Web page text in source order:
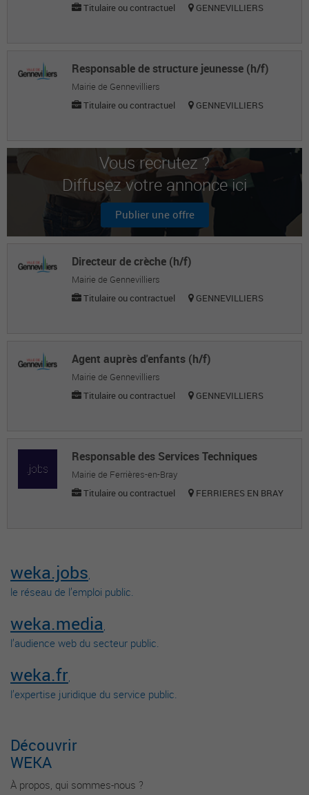
Michel L.
Responsable / chef de service
numérique et conventionnel
Xavier G.
Responsable juridique et communication
Philippe G.
Dga directeur général adjoint
Thierry P.
Chargé de mission
Titulaire ou contractuel
GENNEVILLIERS
Responsable de structure jeunesse (h/f)
Mairie de Gennevilliers
Titulaire ou contractuel
GENNEVILLIERS
Vous recrutez ?
Diffusez votre annonce ici
Publier une offre
Directeur de crèche (h/f)
Mairie de Gennevilliers
Titulaire ou contractuel
GENNEVILLIERS
Agent auprès d'enfants (h/f)
Mairie de Gennevilliers
Titulaire ou contractuel
GENNEVILLIERS
Responsable des Services Techniques
Mairie de Ferrières-en-Bray
Titulaire ou contractuel
FERRIERES EN BRAY
weka.jobs,
le réseau de l’emploi public.
weka.media,
l’audience web du secteur public.
weka.fr,
l’expertise juridique du service public.
Découvrir
WEKA
À propos, qui sommes-nous ?